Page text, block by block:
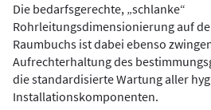
Die bedarfsgerechte, „schlanke“
Rohrleitungsdimensionierung auf
Raumbuchs ist dabei ebenso
Aufrechterhaltung des
die standardisierte Wartung aller
Installationskomponenten.